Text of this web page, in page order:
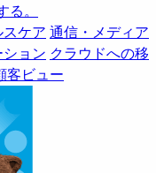
。
ケア 通信・メディア
ョン クラウドへの移
客ビュー